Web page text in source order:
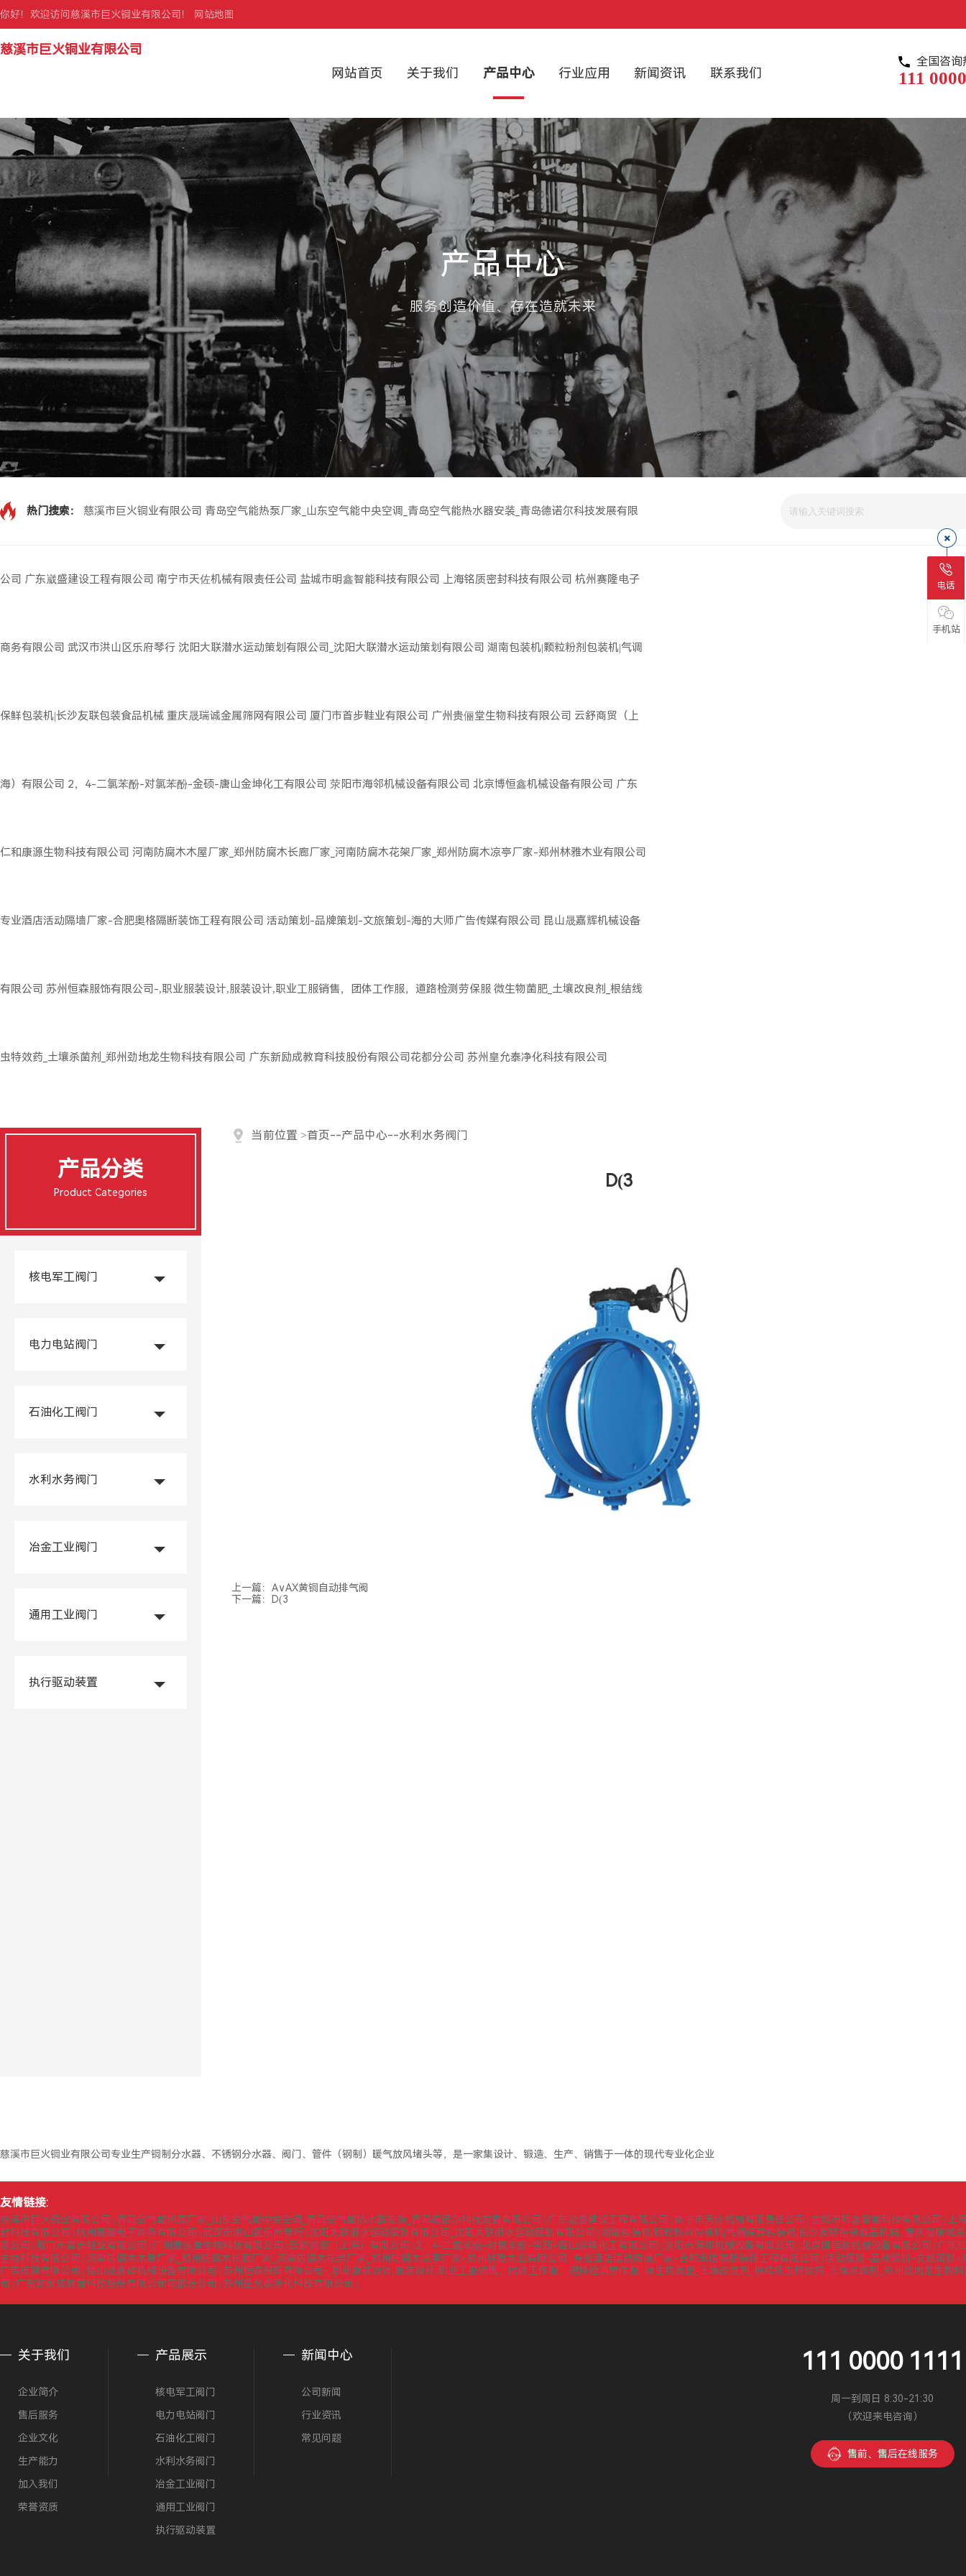
你好！欢迎访问慈溪市巨火铜业有限公司！ 网站地图
慈溪市巨火铜业有限公司
网站首页
关于我们 产品中心 行业应用 新闻资讯 联系我们
全国咨询
111
产品中心
服务创造价值、存在造就未来
热门搜索： 慈溪市巨火铜业有限公司 青岛空气能热泵厂家_山东空气能中央空调_青岛空气能热水器安装_青岛德诺尔科技发展有限
公司 广东崴盛建设工程有限公司 南宁市天佐机械有限责任公司 盐城市明鑫智能科技有限公司 上海铭质密封科技有限公司 杭州赛隆电子
商务有限公司 武汉市洪山区乐府琴行 沈阳大联潜水运动策划有限公司_沈阳大联潜水运动策划有限公司 湖南包装机|颗粒粉剂包装机|气调
保鲜包装机|长沙友联包装食品机械 重庆晟瑞诚金属筛网有限公司 厦门市首步鞋业有限公司 广州贵俪堂生物科技有限公司 云舒商贸（上
海）有限公司 2，4-二氯苯酚-对氯苯酚-金硕-唐山金坤化工有限公司 荥阳市海邻机械设备有限公司 北京博恒鑫机械设备有限公司 广东
仁和康源生物科技有限公司 河南防腐木木屋厂家_郑州防腐木长廊厂家_河南防腐木花架厂家_郑州防腐木凉亭厂家-郑州林雅木业有限公司
专业酒店活动隔墙厂家-合肥奥格隔断装饰工程有限公司 活动策划-品牌策划-文旅策划-海的大师广告传媒有限公司 昆山晟嘉辉机械设备
有限公司 苏州恒森服饰有限公司-,职业服装设计,服装设计,职业工服销售，团体工作服，道路检测劳保服 微生物菌肥_土壤改良剂_根结线
虫特效药_土壤杀菌剂_郑州劲地龙生物科技有限公司 广东新励成教育科技股份有限公司花都分公司 苏州皇允泰净化科技有限公司
产品分类
Product Categories
核电军工阀门
电力电站阀门
石油化工阀门
水利水务阀门
冶金工业阀门
通用工业阀门
执行驱动装置
当前位置 >首页--产品中心--水利水务阀门
D(3
上一篇： A∨AX黄铜自动排气阀
下一篇：
D(3
慈溪市巨火铜业有限公司专业生产铜制分水器、不锈钢分水器、阀门、管件（钢制）暖气放风堵头等，是一家集设计、锻造、生产、销售于一体的现代专业化企业
友情链接:
慈溪市巨火铜业有限公司 青岛空气能热泵厂家_山东空气能中央空调_青岛空气能热水器安装_青岛德诺尔科技发展有限公司 广东崴盛建设工程有限公司 南宁市天佐机械有限责任公司 盐城市明鑫智能科技有限公司
上
封科技有限公司
杭州赛隆电子商务有限公司 武汉市洪山区乐府琴行 沈阳大联潜水运动策划有限公司_沈阳大联潜水运动策划有限公司 湖南包装机|颗粒粉剂包装机|气调保鲜包装机|长沙友联包装食品机械 重庆晟瑞诚
限公司
厦门市首步鞋业有限公司 广州贵俪堂生物科技有限公司 云舒商贸（上海）有限公司 2，4-二氯苯酚-对氯苯酚-金硕-唐山金坤化工有限公司 荥阳市海邻机械设备有限公司 北京博恒鑫机械设备有限公司
广东
生物科技有限公司
河南防腐木木屋厂家_郑州防腐木长廊厂家_河南防腐木花架厂家_郑州防腐木凉亭厂家-郑州林雅木业有限公司 专业酒店活动隔墙厂家-合肥奥格隔断装饰工程有限公司
活动策划-品牌策划-文旅策划-
广告传媒有限公司
昆山晟嘉辉机械设备有限公司 苏州恒森服饰有限公司-,职业服装设计,服装设计,职业工服销售，团体工作服，道路检测劳保服 微生物菌肥_土壤改良剂_根结线虫特效药_土壤杀菌剂_郑州劲地龙生物
司
广东新励成教育科技股份有限公司花都分公司 苏州皇允泰净化科技有限公司
关于我们
企业简介
售后服务
企业文化
生产能力
加入我们
荣誉资质
产品展示
核电军工阀门
电力电站阀门
石油化工阀门
水利水务阀门
冶金工业阀门
通用工业阀门
执行驱动装置
新闻中心
公司新闻
行业资讯
常见问题
111 0000 1111
周一到周日 8:30-21:30
（欢迎来电咨询）
售前、售后在线服务
电话
手机站